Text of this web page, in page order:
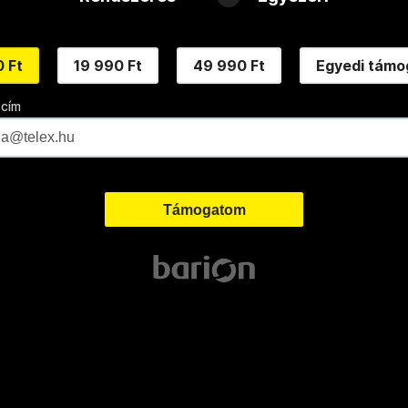
Ft 19 990 Ft 49 990 Ft Egyedi